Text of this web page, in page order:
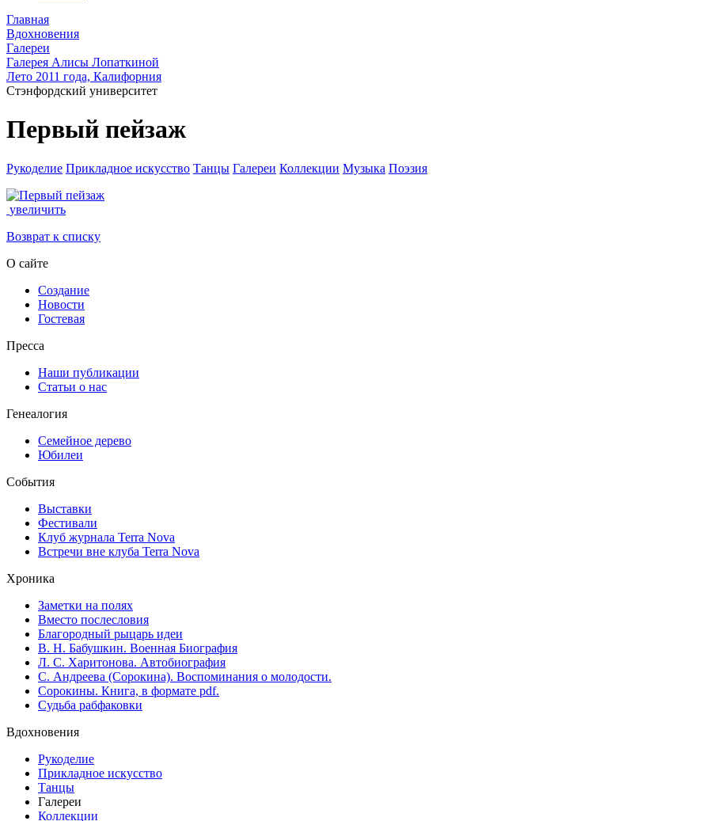
Главная
Вдохновения
Галереи
Галерея Алисы Лопаткиной
Лето 2011 года, Калифорния
Стэнфордский университет
Первый пейзаж
Рукоделие Прикладное искусство Танцы Галереи Коллекции Музыка Поэзия
увеличить
Возврат к списку
О сайте
Создание
Новости
Гостевая
Пресса
Наши публикации
Статьи о нас
Генеалогия
Семейное дерево
Юбилеи
События
Выставки
Фестивали
Клуб журнала Terra Nova
Встречи вне клуба Terra Nova
Хроника
Заметки на полях
Вместо послесловия
Благородный рыцарь идеи
В. Н. Бабушкин. Военная Биография
Л. С. Харитонова. Автобиография
С. Андреева (Сорокина). Воспоминания о молодости.
Сорокины. Книга, в формате pdf.
Судьба рабфаковки
Вдохновения
Рукоделие
Прикладное искусство
Танцы
Галереи
Коллекции